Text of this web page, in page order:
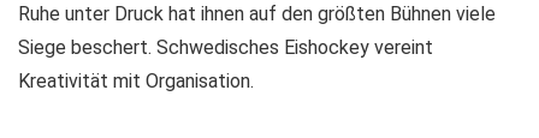
Ruhe unter Druck hat ihnen auf den größten Bühnen viele
Siege beschert. Schwedisches Eishockey vereint
Kreativität mit Organisation.